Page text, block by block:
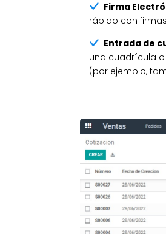
Firma
rápido con
Entrada de
una cuadrícula
(por ejemplo,